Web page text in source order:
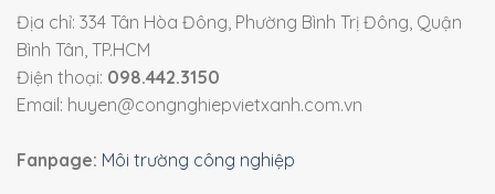
Địa chỉ: 334 Tân Hòa Đông, Phường Bình Trị Đông, Quận
Bình Tân, TP.HCM
Điện thoại: 098.442.3150
Email: huyen@congnghiepvietxanh.com.vn
Fanpage: Môi trường công nghiệp